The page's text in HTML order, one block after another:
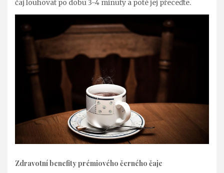
čaj louhovat po dobu 3-4 minuty a poté jej přeceďte.
Zdravotní benefity prémiového černého čaje